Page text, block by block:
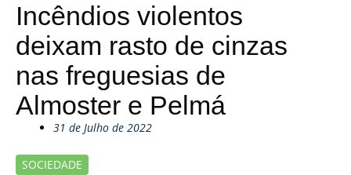
Incêndios violentos
deixam rasto de cinzas
nas freguesias de
Almoster e Pelmá
31 de Julho de 2022
SOCIEDADE